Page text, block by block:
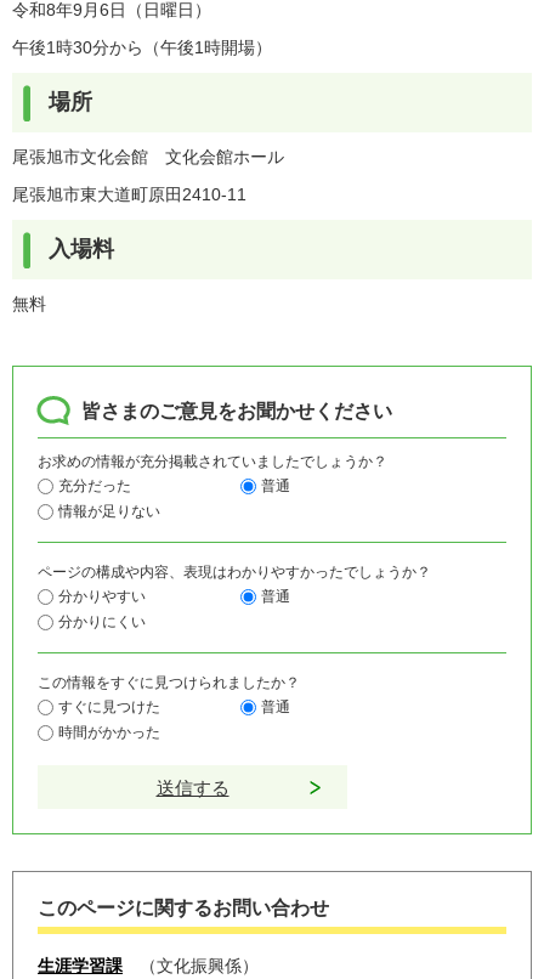
令和8年9月6日（日曜日）
午後1時30分から（午後1時開場）
場所
尾張旭市文化会館 文化会館ホール
尾張旭市東大道町原田2410-11
入場料
無料
皆さまのご意見をお聞かせください
お求めの情報が充分掲載されていましたでしょうか？
充分だった
普通
情報が足りない
ページの構成や内容、表現はわかりやすかったでしょうか？
分かりやすい
普通
分かりにくい
この情報をすぐに見つけられましたか？
すぐに見つけた
普通
時間がかかった
このページに関するお問い合わせ
生涯学習課
文化振興係